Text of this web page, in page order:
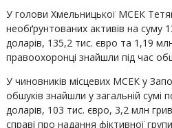
У голови Хмельницької МСЕК
необґрунтованих активів на суму
доларів, 135,2 тис. євро та 1,19
правоохоронці знайшли під час
У чиновників місцевих МСЕК у
обшуків знайшли у загальній сумі
доларів, 103 тис. євро, 3,2 млн
справі про надання фіктивної групи